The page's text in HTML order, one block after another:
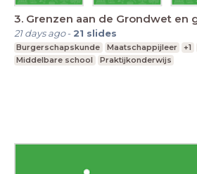
3. Grenzen aan de Grondwet en
21 days ago- 21 slides
Burgerschapskunde Maatschappijleer +1
Middelbare school
Praktijkonderwijs